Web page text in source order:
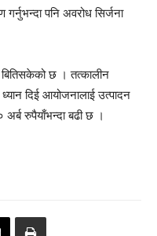
पनि अवरोध सिर्जना
छ । तत्कालीन
ध्यान दिई आयोजनालाई उत्पादन
रुपैयाँभन्दा बढी छ ।